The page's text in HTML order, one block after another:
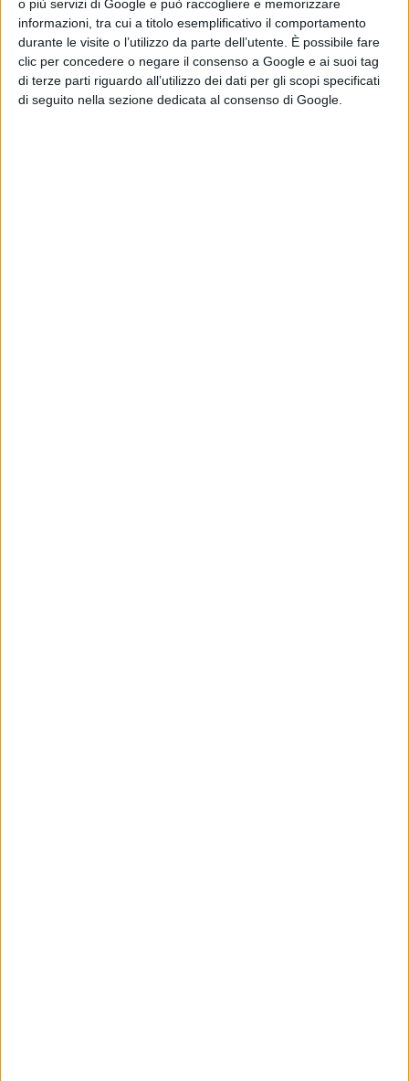
o più servizi di Google e può raccogliere e memorizzare
informazioni, tra cui a titolo esemplificativo il comportamento
durante le visite o l’utilizzo da parte dell’utente. È possibile fare
clic per concedere o negare il consenso a Google e ai suoi tag
di terze parti riguardo all’utilizzo dei dati per gli scopi specificati
di seguito nella sezione dedicata al consenso di Google.
ATTUALITÀ